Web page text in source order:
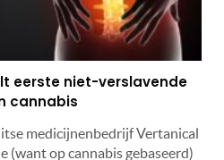
eerste niet-verslavende
cannabis
medicijnenbedrijf Vertanical
(want op cannabis gebaseerd)